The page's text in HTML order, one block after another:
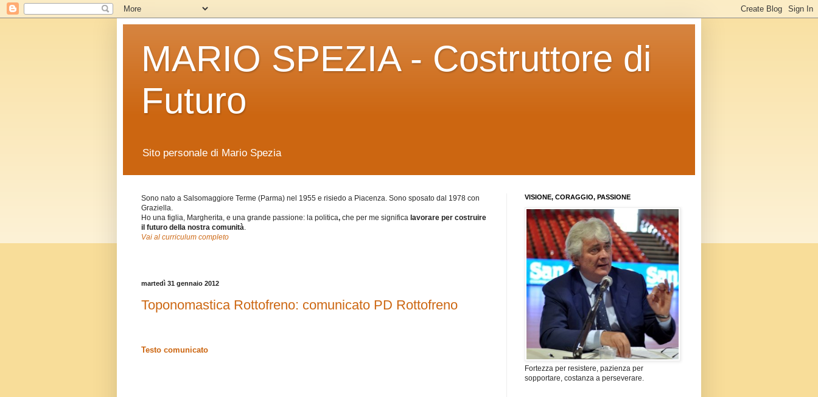
MARIO SPEZIA - Costruttore di
Futuro
Sito personale di Mario Spezia
Sono nato a Salsomaggiore Terme (Parma) nel 1955 e risiedo a Piacenza. Sono sposato dal 1978 con
Graziella.
Ho una figlia, Margherita, e una grande passione: la politica, che per me significa lavorare per costruire
il futuro della nostra comunità.
Vai al curriculum completo
martedì 31 gennaio 2012
Toponomastica Rottofreno: comunicato PD Rottofreno
Testo comunicato
VISIONE, CORAGGIO, PASSIONE
Fortezza per resistere, pazienza per
sopportare, costanza a perseverare.